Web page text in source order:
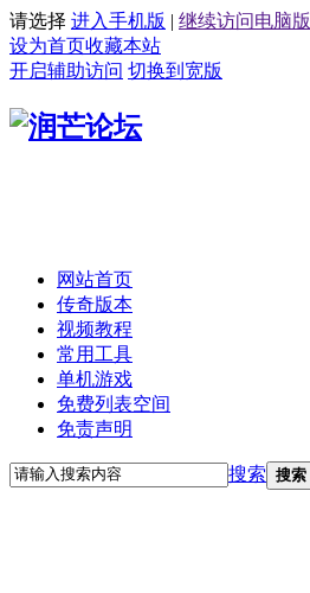
请选择 进入手机版 | 继续访问电脑版
设为首页收藏本站
开启辅助访问 切换到宽版
网站首页
传奇版本
视频教程
常用工具
单机游戏
免费列表空间
免责声明
搜索 搜索